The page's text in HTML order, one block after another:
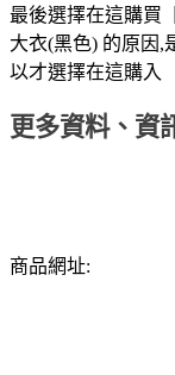
最後選擇在這購買
大衣(黑色) 的原因,
以才選擇在這購入
更多資料、資
商品網址: